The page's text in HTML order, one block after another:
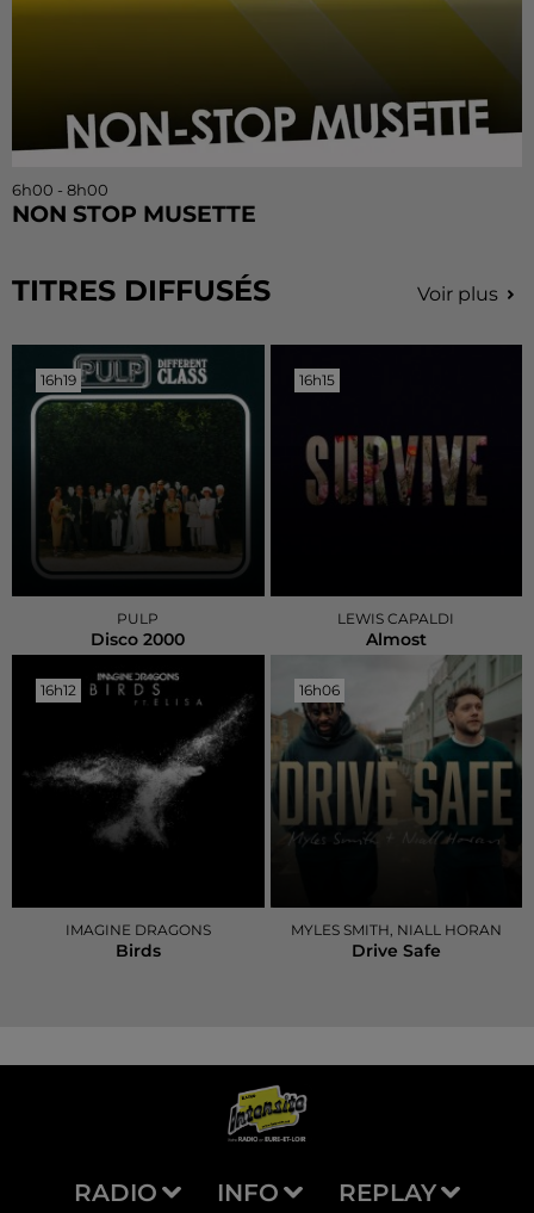
6h00 - 8h00
NON STOP MUSETTE
TITRES DIFFUSÉS Voir plus
16h19
16h19
PULP
Disco 2000
16h15
16h15
LEWIS CAPALDI
Almost
16h12
16h12
IMAGINE DRAGONS
Birds
16h06
16h06
MYLES SMITH, NIALL HORAN
Drive Safe
RADIO INFO REPLAY